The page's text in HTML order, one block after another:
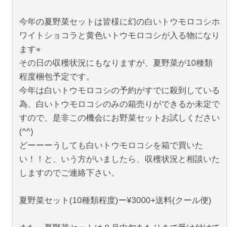
今年の夏野菜セットは皆様に幻の白いトウモロコシホ
ワイトショコラと黄色いトウモロコシが入る物になり
ます⭐︎
その日の収穫状況にもなりますが、夏野菜が10種類
程度梱包予定です。
今年は白いトウモロコシの予約がすでに殺到している
為、白いトウモロコシのみの箱売りができるか未定で
すので、是非この機会にお野菜セットお試しください
(^^)
どーーーうしても白いトウモロコシを箱で買いた
い！！と、いう方がいましたら、収穫状況と相談いた
しますのでご連絡下さい。
夏野菜セット(10種類程度)ー¥3000+送料(クール便)